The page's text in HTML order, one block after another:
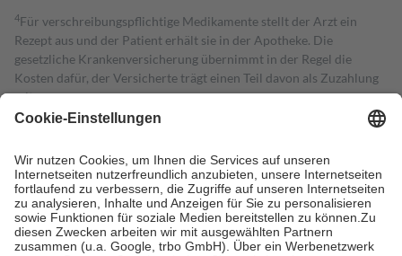
4Für verschreibungspflichtige Medikamente stellt der Arzt ein
Rezept aus und der Patient erhält sie in der Apotheke. Die
gesetzliche Krankenversicherung übernimmt in der Regel die
Kosten dafür, der Versicherte trägt einen Teil davon als Zuzahlung
mit.
Grundsätzlich leisten Mitglieder Zuzahlungen in Höhe von zehn
höchstens zehn Euro.
Es sind jedoch nie mehr als die tatsächlichen
Kosten der Leistung zu entrichten.
Diese Regeln gelten grundsätzlich auch für Online-Apotheken.
Bei Heilmitteln und häuslicher Krankenpflege beträgt die
Zuzahlung zehn Prozent der Kosten sowie zehn Euro je
Verordnung.